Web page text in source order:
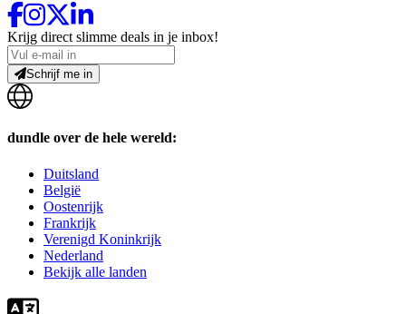
Krijg direct slimme deals in je inbox!
Schrijf me in
dundle over de hele wereld:
Duitsland
België
Oostenrijk
Frankrijk
Verenigd Koninkrijk
Nederland
Bekijk alle landen